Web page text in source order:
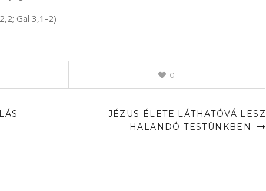
billentyűket
használni.
Gal 3,1-2)
0
JÉZUS ÉLETE LÁTHATÓVÁ LESZ
HALANDÓ TESTÜNKBEN